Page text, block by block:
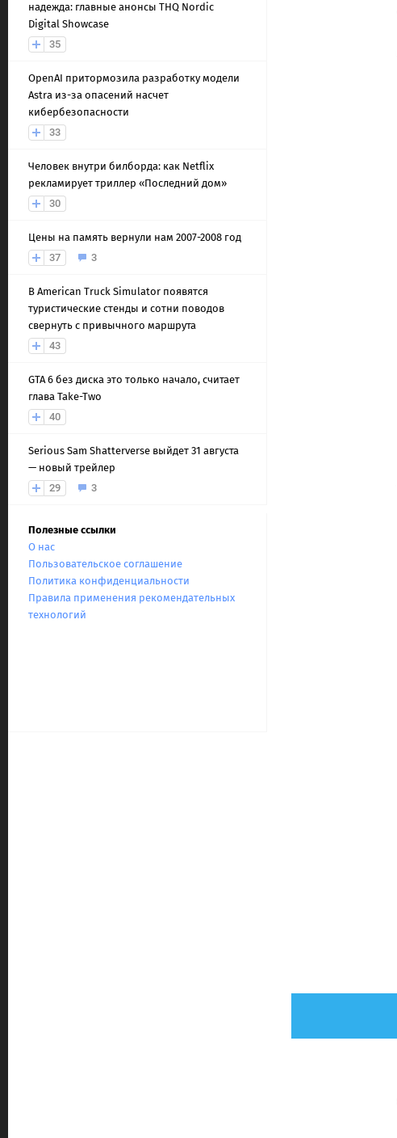
надежда: главные анонсы THQ Nordic
Digital Showcase
35
OpenAI притормозила разработку модели
Astra из-за опасений насчет
кибербезопасности
33
Человек внутри билборда: как Netflix
рекламирует триллер «Последний дом»
30
Цены на память вернули нам 2007-2008 год
37
3
В American Truck Simulator появятся
туристические стенды и сотни поводов
свернуть с привычного маршрута
43
GTA 6 без диска это только начало, считает
глава Take-Two
40
Serious Sam Shatterverse выйдет 31 августа
— новый трейлер
29
3
Полезные ссылки
О нас
Пользовательское соглашение
Политика конфиденциальности
Правила применения рекомендательных
технологий